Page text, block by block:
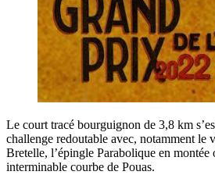
Le court tracé bourguignon de 3,8 km
challenge redoutable avec, notamment le
Bretelle, l’épingle Parabolique en montée
interminable courbe de Pouas.